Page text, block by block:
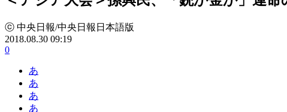
ⓒ 中央日報/中央日報日本語版
2018.08.30 09:19
0
あ
あ
あ
あ